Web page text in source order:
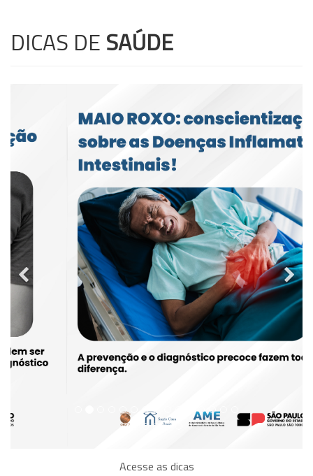
DICAS DE SAÚDE
Acesse as dicas